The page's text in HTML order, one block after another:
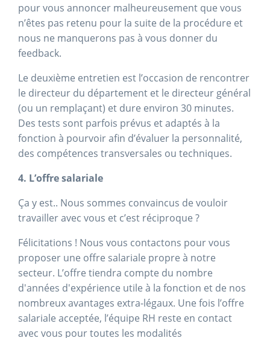
pour vous annoncer malheureusement que vous
n’êtes pas retenu pour la suite de la procédure et
nous ne manquerons pas à vous donner du
feedback.
Le deuxième entretien est l’occasion de rencontrer
le directeur du département et le directeur général
(ou un remplaçant) et dure environ 30 minutes.
Des tests sont parfois prévus et adaptés à la
fonction à pourvoir afin d’évaluer la personnalité,
des compétences transversales ou techniques.
4. L’offre salariale
Ça y est.. Nous sommes convaincus de vouloir
travailler avec vous et c’est réciproque ?
Félicitations ! Nous vous contactons pour vous
proposer une offre salariale propre à notre
secteur. L’offre tiendra compte du nombre
d'années d'expérience utile à la fonction et de nos
nombreux avantages extra-légaux. Une fois l’offre
salariale acceptée, l’équipe RH reste en contact
avec vous pour toutes les modalités